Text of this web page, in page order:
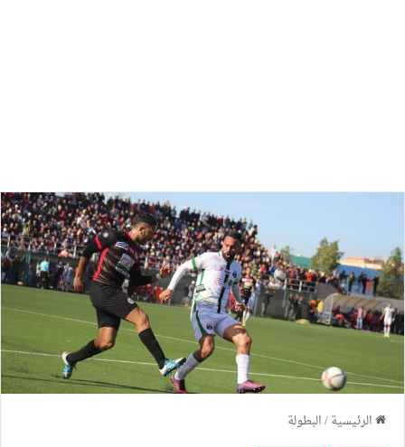
الرئيسية/البطولة